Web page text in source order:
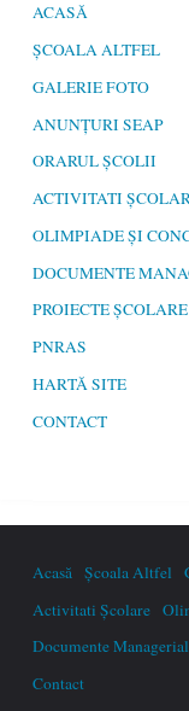
ACASĂ
ȘCOALA ALTFEL
GALERIE FOTO
ANUNȚURI SEAP
ORARUL ȘCOLII
ACTIVITATI
OLIMPIADE ȘI
DOCUMENTE
PROIECTE ȘCOLARE
PNRAS
HARTĂ SITE
CONTACT
Acasă Școala Altfel
Activitati Școlare
Documente
Contact